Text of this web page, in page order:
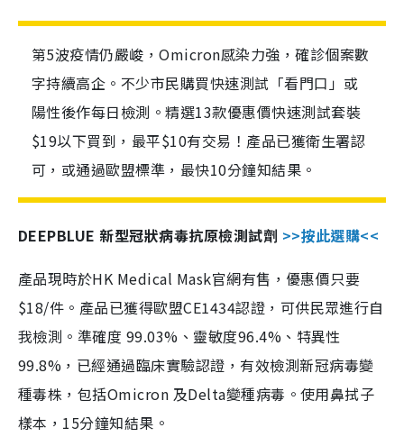
第5波疫情仍嚴峻，Omicron感染力強，確診個案數
字持續高企。不少市民購買快速測試「看門口」或
陽性後作每日檢測。精選13款優惠價快速測試套裝
$19以下買到，最平$10有交易！產品已獲衛生署認
可，或通過歐盟標準，最快10分鐘知結果。
DEEPBLUE 新型冠狀病毒抗原檢測試劑 >>按此選購<<
產品現時於HK Medical Mask官網有售，優惠價只要
$18/件。產品已獲得歐盟CE1434認證，可供民眾進行自
我檢測。準確度 99.03%、靈敏度96.4%、特異性
99.8%，已經通過臨床實驗認證，有效檢測新冠病毒變
種毒株，包括Omicron 及Delta變種病毒。使用鼻拭子
樣本，15分鐘知結果。